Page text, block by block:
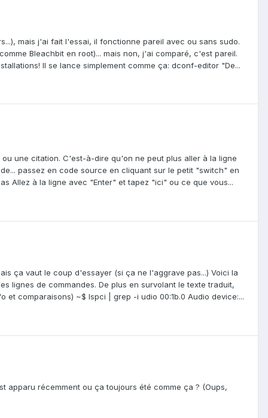
mais j'ai fait l'essai, il fonctionne pareil avec ou sans sudo.
Bleachbit en root)... mais non, j'ai comparé, c'est pareil.
Il se lance simplement comme ça: dconf-editor "De...
une citation. C'est-à-dire qu'on ne peut plus aller à la ligne
passez en code source en cliquant sur le petit "switch" en
Allez à la ligne avec "Enter" et tapez "ici" ou ce que vous...
ça vaut le coup d'essayer (si ça ne l'aggrave pas...) Voici la
lignes de commandes. De plus en survolant le texte traduit,
comparaisons) ~$ lspci | grep -i udio 00:1b.0 Audio device:...
apparu récemment ou ça toujours été comme ça ? (Oups,